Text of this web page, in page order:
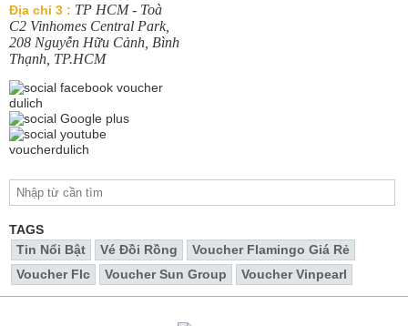
Địa chỉ 3 : TP HCM - Toà
C2 Vinhomes Central Park,
208 Nguyễn Hữu Cảnh, Bình
Thạnh, TP.HCM
TAGS
Tin Nổi Bật
Vé Đồi Rồng
Voucher Flamingo Giá Rẻ
Voucher Flc
Voucher Sun Group Voucher Vinpearl